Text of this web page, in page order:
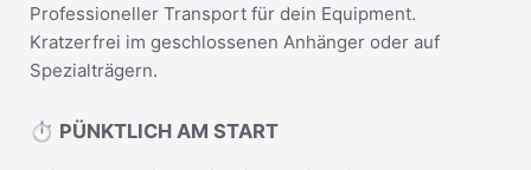
Professioneller Transport für dein Equipment.
Kratzerfrei im geschlossenen Anhänger oder auf
Spezialträgern.
⏱️ PÜNKTLICH AM START